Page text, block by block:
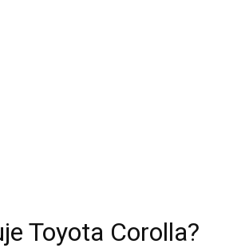
Toyota Corolla?